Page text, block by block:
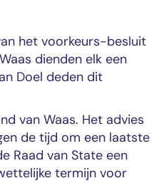
het voorkeurs-besluit
dienden elk een
Doel deden dit
van Waas. Het advies
de tijd om een laatste
Raad van State een
termijn voor